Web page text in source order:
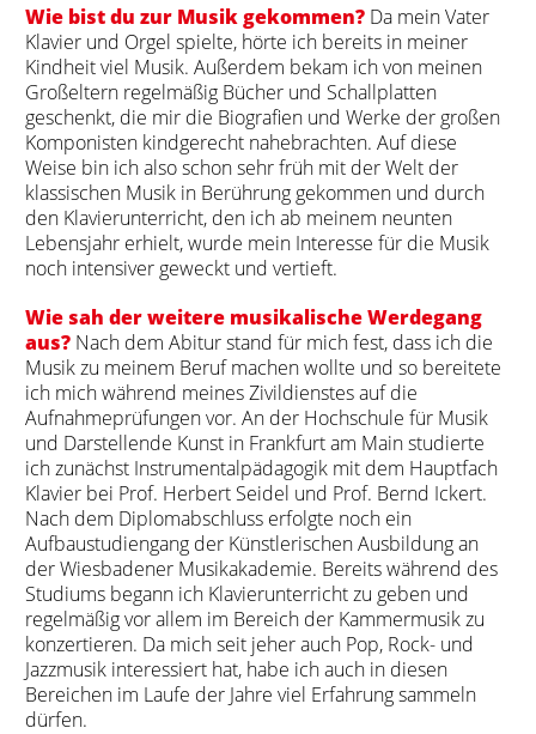
Wie bist du zur Musik gekommen?Da mein Vater
Klavier und Orgel spielte, hörte ich bereits in meiner
Kindheit viel Musik. Außerdem bekam ich von meinen
Großeltern regelmäßig Bücher und Schallplatten
geschenkt, die mir die Biografien und Werke der großen
Komponisten kindgerecht nahebrachten. Auf diese
Weise bin ich also schon sehr früh mit der Welt der
klassischen Musik in Berührung gekommen und durch
den Klavierunterricht, den ich ab meinem neunten
Lebensjahr erhielt, wurde mein Interesse für die Musik
noch intensiver geweckt und vertieft.
Wie sah der weitere musikalische Werdegang
aus?Nach dem Abitur stand für mich fest, dass ich die
Musik zu meinem Beruf machen wollte und so bereitete
ich mich während meines Zivildienstes auf die
Aufnahmeprüfungen vor. An der Hochschule für Musik
und Darstellende Kunst in Frankfurt am Main studierte
ich zunächst Instrumentalpädagogik mit dem Hauptfach
Klavier bei Prof. Herbert Seidel und Prof. Bernd Ickert.
Nach dem Diplomabschluss erfolgte noch ein
Aufbaustudiengang der Künstlerischen Ausbildung an
der Wiesbadener Musikakademie. Bereits während des
Studiums begann ich Klavierunterricht zu geben und
regelmäßig vor allem im Bereich der Kammermusik zu
konzertieren. Da mich seit jeher auch Pop, Rock- und
Jazzmusik interessiert hat, habe ich auch in diesen
Bereichen im Laufe der Jahre viel Erfahrung sammeln
dürfen.